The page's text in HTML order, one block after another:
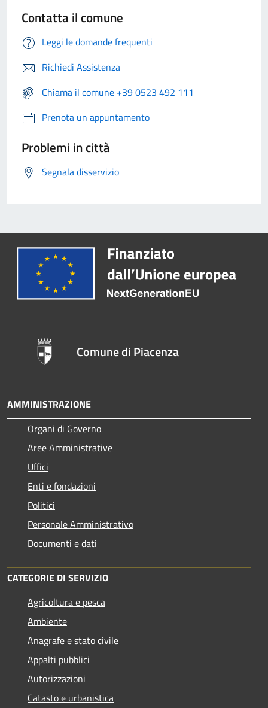
Contatta il comune
Leggi le domande frequenti
Richiedi Assistenza
Chiama il comune +39 0523 492 111
Prenota un appuntamento
Problemi in città
Segnala disservizio
Comune di Piacenza
AMMINISTRAZIONE
Organi di Governo
Aree Amministrative
Uffici
Enti e fondazioni
Politici
Personale Amministrativo
Documenti e dati
CATEGORIE DI SERVIZIO
Agricoltura e pesca
Ambiente
Anagrafe e stato civile
Appalti pubblici
Autorizzazioni
Catasto e urbanistica